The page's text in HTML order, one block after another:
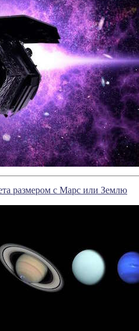
размером с Марс или Землю